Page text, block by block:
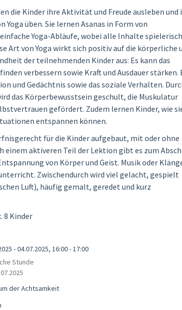
die Kinder ihre Aktivität und Freude ausleben und
üben. Sie lernen Asanas in Form von
Yoga-Abläufe, wobei alle Inhalte spielerisch
Art von Yoga wirkt sich positiv auf die körperliche
der teilnehmenden Kinder aus: Es kann das
verbessern sowie Kraft und Ausdauer stärken.
und Gedächtnis sowie das soziale Verhalten.
das Körperbewusstsein geschult, die Muskulatur
gefördert. Zudem lernen Kinder, wie
entspannen können.
für die Kinder aufgebaut, mit oder ohne
einem aktiveren Teil der Lektion gibt es zum
von Körper und Geist. Musik oder
Zwischendurch wird viel gelacht, gespielt
Luft), häufig gemalt, geredet und kurz
8 Kinder
- 04.07.2025, 16:00 - 17:00
Stunde
der Achtsamkeit